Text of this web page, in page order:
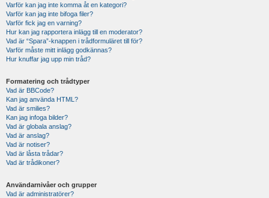
Varför kan jag inte komma åt en kategori?
Varför kan jag inte bifoga filer?
Varför fick jag en varning?
Hur kan jag rapportera inlägg till en moderator?
Vad är “Spara”-knappen i trådformuläret till för?
Varför måste mitt inlägg godkännas?
Hur knuffar jag upp min tråd?
Formatering och trådtyper
Vad är BBCode?
Kan jag använda HTML?
Vad är smilies?
Kan jag infoga bilder?
Vad är globala anslag?
Vad är anslag?
Vad är notiser?
Vad är låsta trådar?
Vad är trådikoner?
Användarnivåer och grupper
Vad är administratörer?